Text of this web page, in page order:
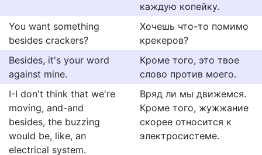
каждую копейку.
You want something
besides crackers?
Хочешь что-то помимо
крекеров?
Besides, it's your word
against mine.
Кроме того, это твое
слово против моего.
I-I don't think that we're
moving, and-and
besides, the buzzing
would be, like, an
electrical system.
Вряд ли мы движемся.
Кроме того, жужжание
скорее относится к
электросистеме.